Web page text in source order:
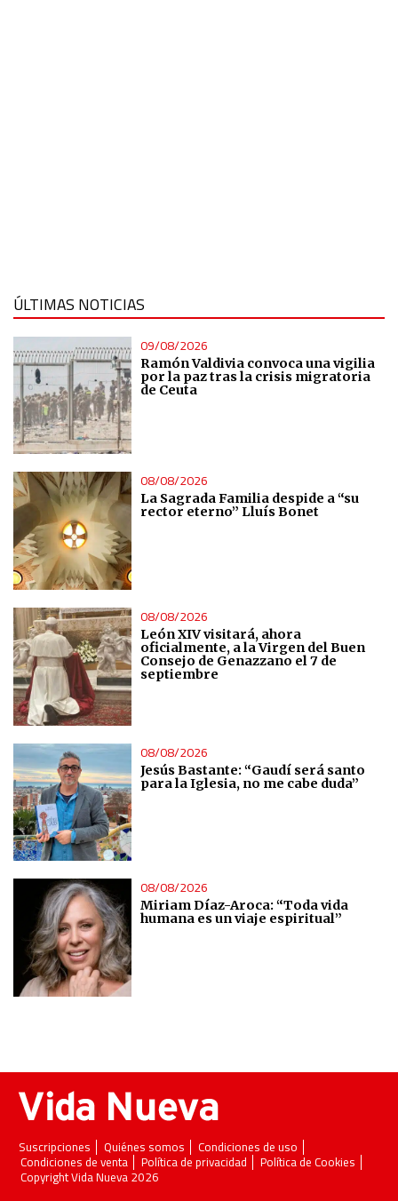
ÚLTIMAS NOTICIAS
09/08/2026
Ramón Valdivia convoca una vigilia
por la paz tras la crisis migratoria
de Ceuta
08/08/2026
La Sagrada Familia despide a “su
rector eterno” Lluís Bonet
08/08/2026
León XIV visitará, ahora
oficialmente, a la Virgen del Buen
Consejo de Genazzano el 7 de
septiembre
08/08/2026
Jesús Bastante: “Gaudí será santo
para la Iglesia, no me cabe duda”
08/08/2026
Miriam Díaz-Aroca: “Toda vida
humana es un viaje espiritual”
Suscripciones Quiénes somos
Condiciones de uso
Condiciones de venta
Política de privacidad
Política de Cookies
Copyright Vida Nueva 2026